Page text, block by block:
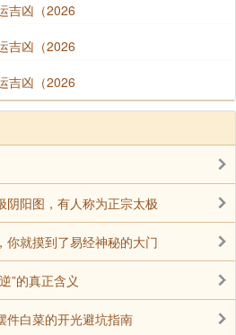
吉凶（2026
吉凶（2026
吉凶（2026
阴阳图，有人称为正宗太极
你就摸到了易经神秘的大门
”的真正含义
件白菜的开光避坑指南